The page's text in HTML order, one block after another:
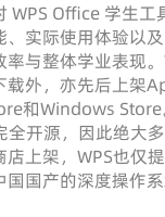
Office 学生工
、实际使用体验以
与整体学业表现
载外，亦先后上架
和Windows
全开源，因此绝大
上架，WPS也仅
国产的深度操作